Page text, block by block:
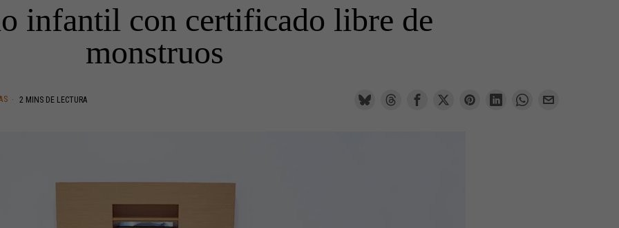
infantil con certificado libre de
monstruos
2 MINS DE LECTURA